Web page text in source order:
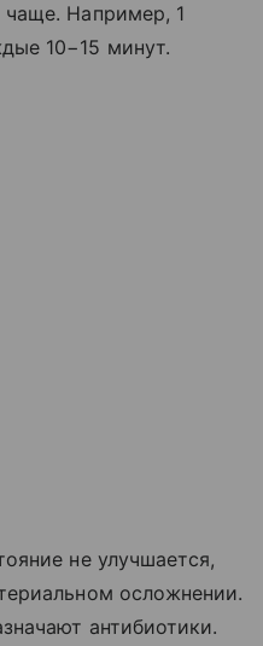
Например, 1
10−15 минут.
не улучшается,
осложнении.
антибиотики.